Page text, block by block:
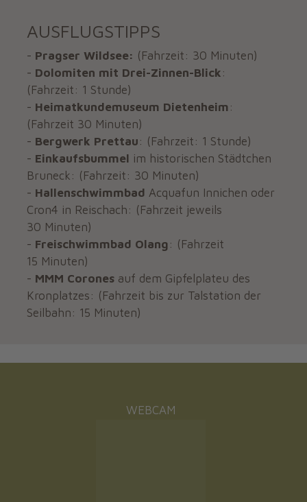
AUSFLUGSTIPPS
- Pragser Wildsee: (Fahrzeit: 30 Minuten)
- Dolomiten mit Drei-Zinnen-Blick :
(Fahrzeit: 1 Stunde)
- Heimatkundemuseum Dietenheim :
(Fahrzeit 30 Minuten)
- Bergwerk Prettau : (Fahrzeit: 1 Stunde)
- Einkaufsbummel im historischen Städtchen
Bruneck: (Fahrzeit: 30 Minuten)
- Hallenschwimmbad Acquafun Innichen oder
Cron4 in Reischach: (Fahrzeit jeweils
30 Minuten)
- Freischwimmbad Olang : (Fahrzeit
15 Minuten)
- MMM Corones auf dem Gipfelplateu des
Kronplatzes: (Fahrzeit bis zur Talstation der
Seilbahn: 15 Minuten)
WEBCAM